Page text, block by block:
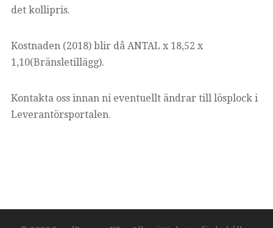
det kollipris.
Kostnaden (2018) blir då ANTAL x 18,52 x
1,10(Bränsletillägg).
Kontakta oss innan ni eventuellt ändrar till lösplock i
Leverantörsportalen.